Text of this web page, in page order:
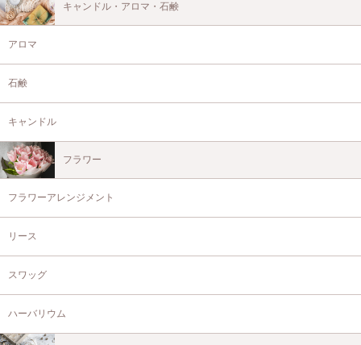
キャンドル・アロマ・石鹸
アロマ
石鹸
キャンドル
フラワー
フラワーアレンジメント
リース
スワッグ
ハーバリウム